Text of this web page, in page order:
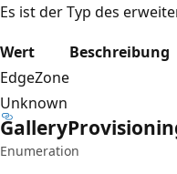
Es ist der Typ des
Wert
Beschreibung
EdgeZone
Unknown
Gallery
Enumeration